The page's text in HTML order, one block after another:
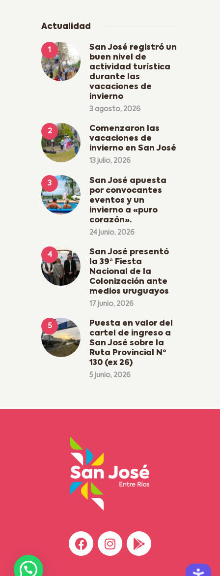
Actualidad
San José registró un
buen nivel de
actividad turística
durante las
vacaciones de
invierno
3 agosto, 2026
Comenzaron las
vacaciones de
invierno en San José
13 julio, 2026
San José apuesta
por convocantes
eventos y un
invierno a «puro
corazón».
24 junio, 2026
San José presentó
la 39ª Fiesta
Nacional de la
Colonización ante
medios uruguayos
17 junio, 2026
Puesta en valor del
cartel de ingreso a
San José sobre la
Ruta Provincial Nº
130 (ex 26)
5 junio, 2026